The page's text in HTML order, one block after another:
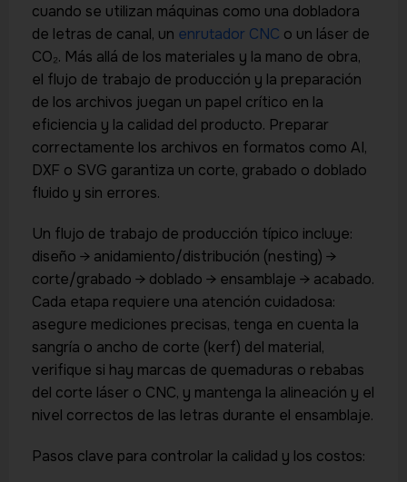
cuando se utilizan máquinas como una dobladora
de letras de canal, un enrutador CNC o un láser de
CO₂. Más allá de los materiales y la mano de obra,
el flujo de trabajo de producción y la preparación
de los archivos juegan un papel crítico en la
eficiencia y la calidad del producto. Preparar
correctamente los archivos en formatos como AI,
DXF o SVG garantiza un corte, grabado o doblado
fluido y sin errores.
Un flujo de trabajo de producción típico incluye:
diseño → anidamiento/distribución (nesting) →
corte/grabado → doblado → ensamblaje → acabado.
Cada etapa requiere una atención cuidadosa:
asegure mediciones precisas, tenga en cuenta la
sangría o ancho de corte (kerf) del material,
verifique si hay marcas de quemaduras o rebabas
del corte láser o CNC, y mantenga la alineación y el
nivel correctos de las letras durante el ensamblaje.
Pasos clave para controlar la calidad y los costos: